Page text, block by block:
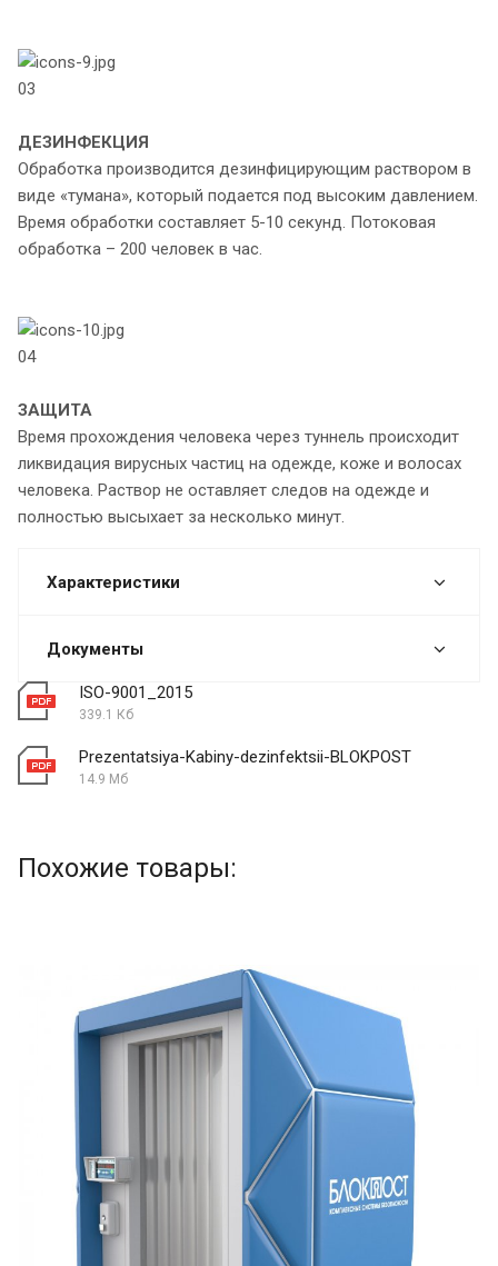
03
ДЕЗИНФЕКЦИЯ
Обработка производится дезинфицирующим раствором в
виде «тумана», который подается под высоким давлением.
Время обработки составляет 5-10 секунд. Потоковая
обработка – 200 человек в час.
04
ЗАЩИТА
Время прохождения человека через туннель происходит
ликвидация вирусных частиц на одежде, коже и волосах
человека. Раствор не оставляет следов на одежде и
полностью высыхает за несколько минут.
Характеристики
Документы
ISO-9001_2015
339.1 Кб
Prezentatsiya-Kabiny-dezinfektsii-BLOKPOST
14.9 Мб
Похожие товары: